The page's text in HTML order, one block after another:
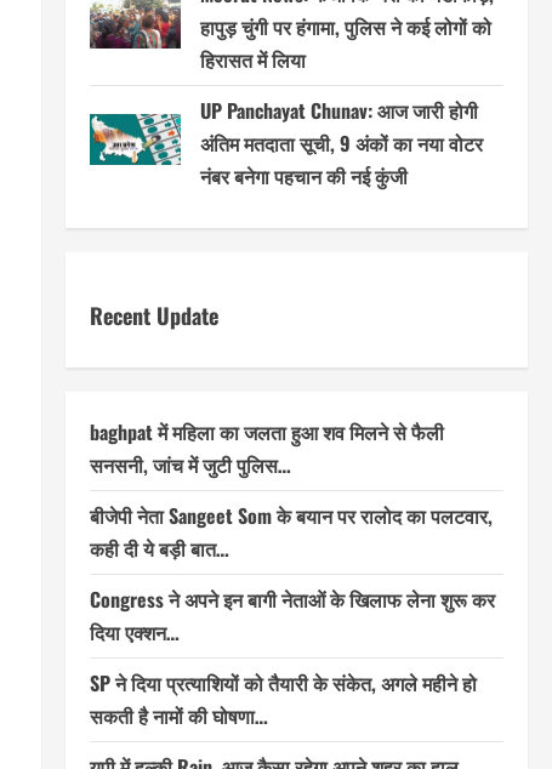
हापुड़ चुंगी पर हंगामा, पुलिस ने कई लोगों को
हिरासत में लिया
UP Panchayat Chunav: आज जारी होगी
अंतिम मतदाता सूची, 9 अंकों का नया वोटर
नंबर बनेगा पहचान की नई कुंजी
Recent Update
baghpat में महिला का जलता हुआ शव मिलने से फैली
सनसनी, जांच में जुटी पुलिस…
बीजेपी नेता Sangeet Som के बयान पर रालोद का पलटवार,
कही दी ये बड़ी बात…
Congress ने अपने इन बागी नेताओं के खिलाफ लेना शुरू कर
दिया एक्शन…
SP ने दिया प्रत्याशियों को तैयारी के संकेत, अगले महीने हो
सकती है नामों की घोषणा…